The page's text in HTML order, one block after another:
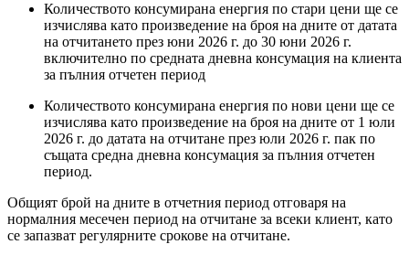
Количеството консумирана енергия по стари цени ще се
изчислява като произведение на броя на дните от датата
на отчитането през юни 2026 г. до 30 юни 2026 г.
включително по средната дневна консумация на клиента
за пълния отчетен период
Количеството консумирана енергия по нови цени ще се
изчислява като произведение на броя на дните от 1 юли
2026 г. до датата на отчитане през юли 2026 г. пак по
същата средна дневна консумация за пълния отчетен
период.
Общият брой на дните в отчетния период отговаря на
нормалния месечен период на отчитане за всеки клиент, като
се запазват регулярните срокове на отчитане.